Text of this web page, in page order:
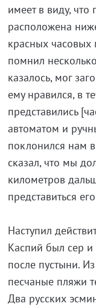
имеет в виду, что
расположена
красных часовых
помнил
казалось, мог
ему нравился, в
представились
автоматом и
поклонился нам
сказал, что мы
километров
представиться
Наступил
Каспий был сер
после пустыни.
песчаные пляжи
Два русских